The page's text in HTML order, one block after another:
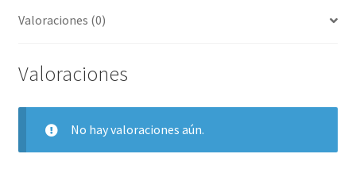
Valoraciones (0)
Valoraciones
No hay valoraciones aún.